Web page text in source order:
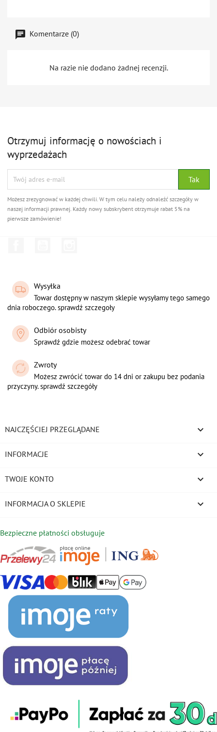
Komentarze (0)
Na razie nie dodano żadnej recenzji.
Otrzymuj informację o nowościach i
wyprzedażach
Możesz zrezygnować w każdej chwili. W tym celu należy odnaleźć szczegóły w
naszej informacji prawnej. Każdy nowy subskrybent otrzymuje rabat 5% na
pierwsze zamówienie!
Wysyłka
Towar dostępny w naszym sklepie wysyłamy tego samego
dnia roboczego. sprawdź szczegoły
Odbiór osobisty
Sprawdź gdzie możesz odebrać towar
Zwroty
Możesz zwrócić towar do 14 dni or zakupu bez podania
przyczyny. sprawdź szczegóły
NAJCZĘŚCIEJ PRZEGLĄDANE 
INFORMACJE 
TWOJE KONTO 
INFORMACJA O SKLEPIE keyboard_arrow_down
Bezpieczne płatności obsługuje